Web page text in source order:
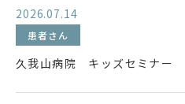
2026.07.14
患者さん
久我山病院 キッズセミナー